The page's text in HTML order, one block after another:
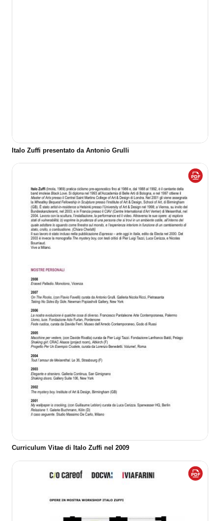
Italo Zuffi presentato da Antonio Grulli
Curriculum Vitae di Italo Zuffi nel 2009